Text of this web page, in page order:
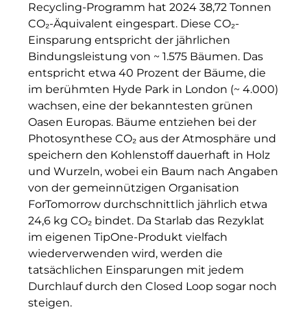
Dr. Aribert Spiegler - Fotografie
Einfach-sparsam.de
Eternal Power
Eventnet
Finanzchef24
Frameworks
Gemeinde Hallbergmoos
Gemeinde Taufkirchen
Georg-Kronawitter-Platz
Gesangskollektiv Michael Ritter
H2Global
Recycling-Programm hat 2024 38,72 Tonnen
CO₂-Äquivalent eingespart. Diese CO₂-
Einsparung entspricht der jährlichen
Bindungsleistung von ~ 1.575 Bäumen. Das
entspricht etwa 40 Prozent der Bäume, die
im berühmten Hyde Park in London (~ 4.000)
wachsen, eine der bekanntesten grünen
Oasen Europas. Bäume entziehen bei der
Photosynthese CO₂ aus der Atmosphäre und
speichern den Kohlenstoff dauerhaft in Holz
und Wurzeln, wobei ein Baum nach Angaben
von der gemeinnützigen Organisation
ForTomorrow durchschnittlich jährlich etwa
24,6 kg CO₂ bindet. Da Starlab das Rezyklat
im eigenen TipOne-Produkt vielfach
wiederverwenden wird, werden die
tatsächlichen Einsparungen mit jedem
Durchlauf durch den Closed Loop sogar noch
steigen.